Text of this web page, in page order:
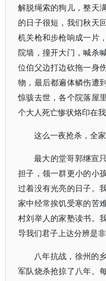
解脱绳索的狗儿，整天
的日子很短，我们秋天
机关枪和步枪响成一片
院墙，撞开大门，喊杀
位伯父边打边砍拖一身
物，最后都遍体鳞伤遭
惊骇去世，各个院落屋
个大人死亡惨状烙印在我
这么一夜抢杀，全
最大的堂哥郭继宣
担子，领一群更小的小
过着没有光亮的日子。
家中经常挨饥受寒的苦
村刘举人的家塾读书。
导我们君子上达分辨是
八年抗战，徐州的
军队烧杀抢掠了八年。